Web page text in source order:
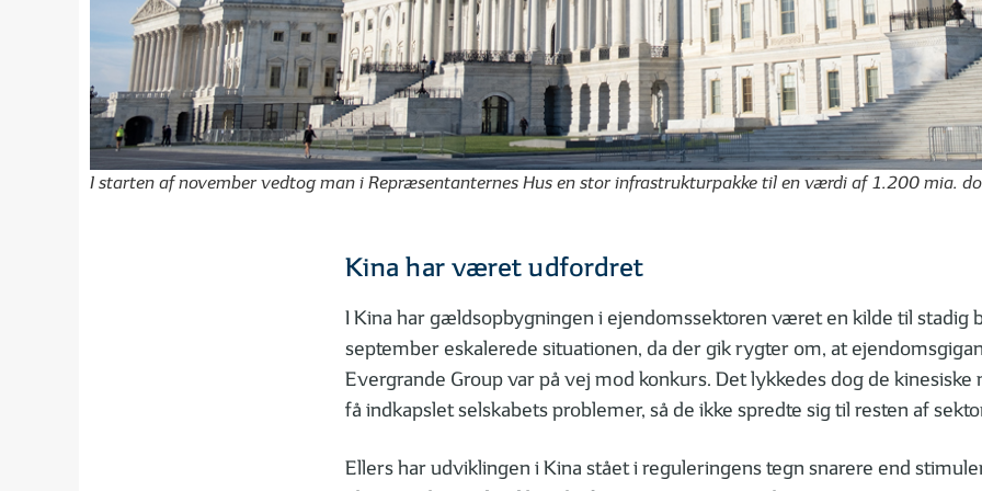
I starten af november vedtog man i Repræsentanternes Hus en stor infrastrukturpakke til en værdi af 1.200 mia.
Kina har været udfordret
I Kina har gældsopbygningen i ejendomssektoren været en kilde til stadig
september eskalerede situationen, da der gik rygter om, at
Evergrande Group var på vej mod konkurs. Det lykkedes dog de
få indkapslet selskabets problemer, så de ikke spredte sig til resten af
Ellers har udviklingen i Kina stået i reguleringens tegn snarere end